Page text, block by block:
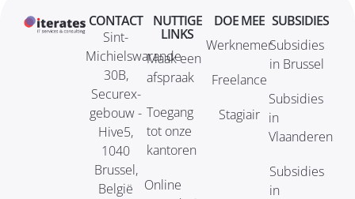
CONTACT
Sint-
Michielswarande
30B,
Securex-
gebouw -
Hive5,
1040
Brussel,
België
NUTTIGE
LINKS
Maak een
afspraak
Toegang
tot onze
kantoren
Online
DOE MEE
Werknemer
Freelance
Stagiair
SUBSIDIES
Subsidies
in Brussel
Subsidies
in
Vlaanderen
Subsidies
in